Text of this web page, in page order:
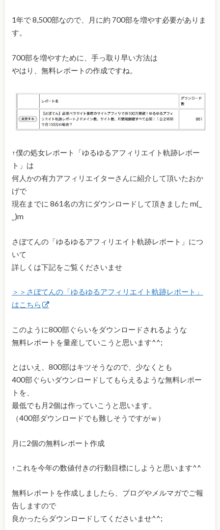
1年で 8,500部なので、月に約 700部を増やす必要がありま
す。
700部を増やすために、手っ取り早い方法は
やはり、無料レポートの作成ですね。
↑僕の処女レポート「ゆるゆるアフィリエイト軌跡レポー
ト」は
何人かの有力アフィリエイターさんに紹介して頂いたおか
げで
現在までに 861名の方にダウンロードして頂きました m(_
_)m
さぼてんの「ゆるゆるアフィリエイト軌跡レポート」につ
いて
詳しくは下記をご覧くださいませ
＞＞さぼてんの「ゆるゆるアフィリエイト軌跡レポート」
はこちら
このように800部ぐらいをダウンロードされるような
無料レポートを量産していこうと思います^^;
とはいえ、800部はキツそうなので、少なくとも
400部ぐらいダウンロードしてもらえるような無料レポー
トを、
最低でも月2個は作っていこうと思います。
（400部ダウンロードでも難しそうですがｗ）
月に2個の無料レポート作成
↑これを今年の数値付きの行動目標にしようと思います^^
無料レポートを作成しましたら、ブログやメルマガでご報
告しますので
良かったらダウンロードしてくださいませ^^;